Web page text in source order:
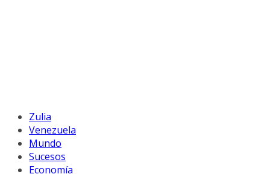
Zulia
Venezuela
Mundo
Sucesos
Economía